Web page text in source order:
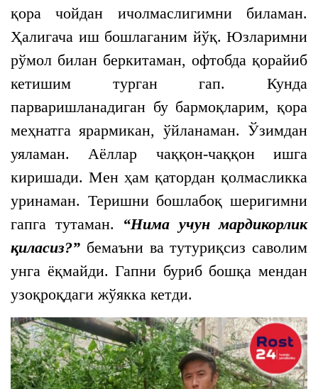
қора чойдан ичолмаслигимни биламан.
Ҳалигача иш бошлаганим йўқ. Юзларимни
рўмол билан беркитаман, офтобда қорайиб
кетишим турган гап. Кунда
парваришланадиган бу бармоқларим, қора
меҳнатга ярармикан, ўйланаман. Ўзимдан
уяламан. Аёллар чаққон-чаққон ишга
киришади. Мен ҳам қатордан қолмасликка
уринаман. Теришни бошлабоқ шеригимни
гапга тутаман. “Нима учун мардикорлик
қиласиз?” бемаъни ва тутуриқсиз саволим
унга ёқмайди. Гапни буриб бошқа мендан
узоқроқдаги жўякка кетди.